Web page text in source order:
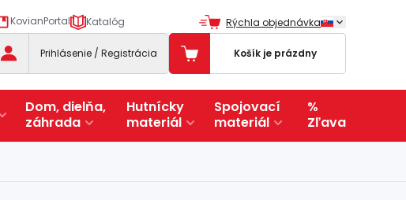
KovianPortal Katalóg Rýchla objednávka
Prihlásenie / Registrácia Košík je prázdny
Dom, dielňa,
záhrada
Hutnícky
materiál
Spojovací
materiál
%
Zľava